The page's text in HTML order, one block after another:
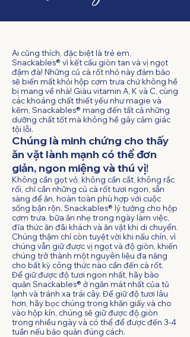
Ai cũng thích, đặc biệt là trẻ em,
Snackables® vì kết cấu giòn tan và vị ngọt
đậm đà! Những củ cà rốt nhỏ này đảm bảo
sẽ biến mất khỏi hộp cơm trưa chứ không hề
bị mang về nhà! Giàu vitamin A, K và C, cùng
các khoáng chất thiết yếu như magie và
kẽm, Snackables® mang đến tất cả những
dưỡng chất tốt mà không hề gây cảm giác
tội lỗi.
Chúng là minh chứng cho thấy
ăn vặt lành mạnh có thể đơn
giản, ngon miệng và thú vị!
Không cần gọt vỏ, không cần cắt, không rắc
rối, chỉ cần những củ cà rốt tươi ngon, sẵn
sàng để ăn, hoàn toàn phù hợp với cuộc
sống bận rộn. Snackables® lý tưởng cho hộp
cơm trưa, bữa ăn nhẹ trong ngày làm việc,
đĩa thức ăn đãi khách và ăn vặt khi di chuyển.
Chúng thậm chí còn tuyệt vời khi nấu chín, vì
chúng vẫn giữ được vị ngọt và độ giòn, khiến
chúng trở thành một nguyên liệu đa năng
cho bất kỳ công thức nào cần đến cà rốt.
Để giữ được độ tươi ngon nhất, hãy bảo
quản Snackables® ở ngăn mát nhất của tủ
lạnh và tránh xa trái cây. Để giữ độ tươi lâu
hơn, hãy bọc chúng trong khăn giấy và cho
vào hộp kín, chúng sẽ giữ được độ giòn
trong nhiều ngày và có thể để được đến 3-4
tuần nếu bảo quản đúng cách.